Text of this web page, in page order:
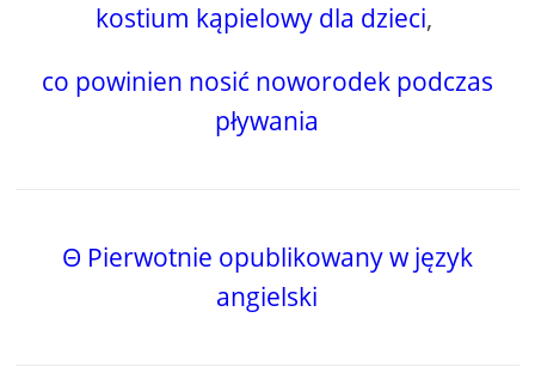
kostium kąpielowy dla dzieci,
co powinien nosić noworodek podczas
pływania
Θ Pierwotnie opublikowany w język
angielski